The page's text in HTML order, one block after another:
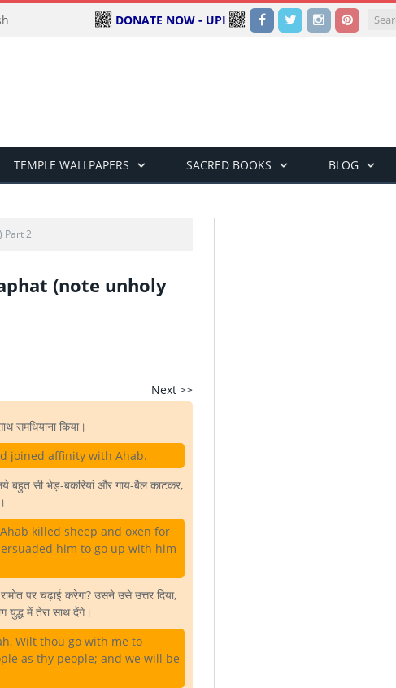
Facebook
TwitterInstagramPinterest
DONATE NOW - UPI
TEMPLE WALLPAPERS SACRED BOOKS BLOG
Part 2
(note unholy
Next >>
समधियाना किया।
joined affinity with Ahab.
बहुत सी भेड़-बकरियां और गाय-बैल काटकर,
killed sheep and oxen for
him to go up with him
पर चढ़ाई करेगा? उसने उसे उत्तर दिया,
युद्ध में तेरा साथ देंगे।
Wilt thou go with me to
as thy people; and we will be